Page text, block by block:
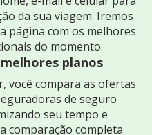
da sua viagem. Iremos
página com os melhores
do momento.
planos
você compara as ofertas
de seguro
seu tempo e
comparação completa